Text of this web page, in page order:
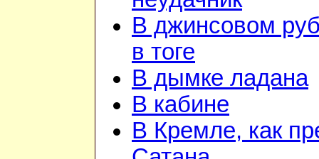
В джинсовом
в тоге
В дымке ладана
В кабине
В Кремле, как